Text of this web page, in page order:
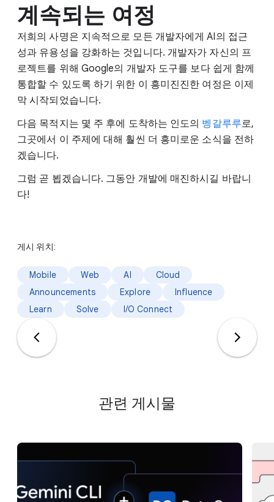
계속되는 여정
저희의 사명은 지속적으로 모든 개발자에게 AI의 접근
성과 유용성을 강화하는 것입니다. 개발자가 자신의 프
로젝트를 위해 Google의 개발자 도구를 보다 쉽게 함께
통합할 수 있도록 하기 위한 이 흥미진진한 여정은 이제
막 시작되었습니다.
다음 목적지는 몇 주 후에 도착하는 인도의 벵갈루루로,
그곳에서 이 주제에 대해 훨씬 더 흥미로운 소식을 전하
겠습니다.
그럼 곧 뵙겠습니다. 그동안 개발에 매진하시길 바랍니
다!
게시 위치:
Mobile Web AI
Cloud
Announcements
Explore
Influence
Learn
Solve I/O Connect
관련 게시물